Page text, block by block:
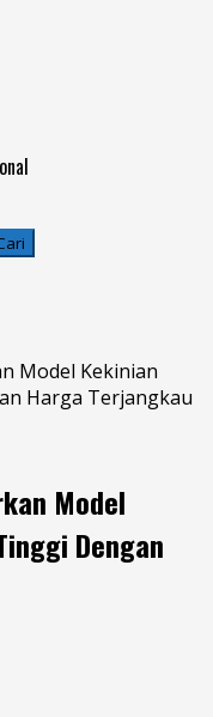
Model Kekinian
Harga Terjangkau
Model
Dengan